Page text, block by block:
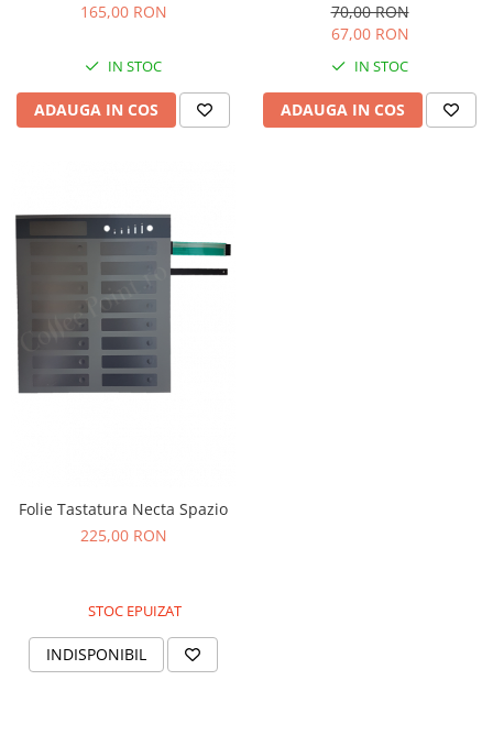
165,00 RON
IN STOC
ADAUGA IN COS
70,00 RON
67,00 RON
IN STOC
ADAUGA IN COS
Folie Tastatura Necta Spazio
225,00 RON
STOC EPUIZAT
INDISPONIBIL